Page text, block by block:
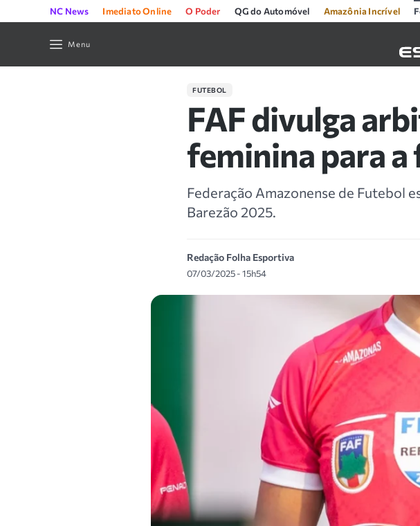
NC News Imediato Online O Poder QG do Automóvel Amazônia Incrível
Menu
FUTEBOL
FAF divulga
feminina para
Federação Amazonense de Futebol
Barezão 2025.
Redação Folha Esportiva
07/03/2025 - 15h54